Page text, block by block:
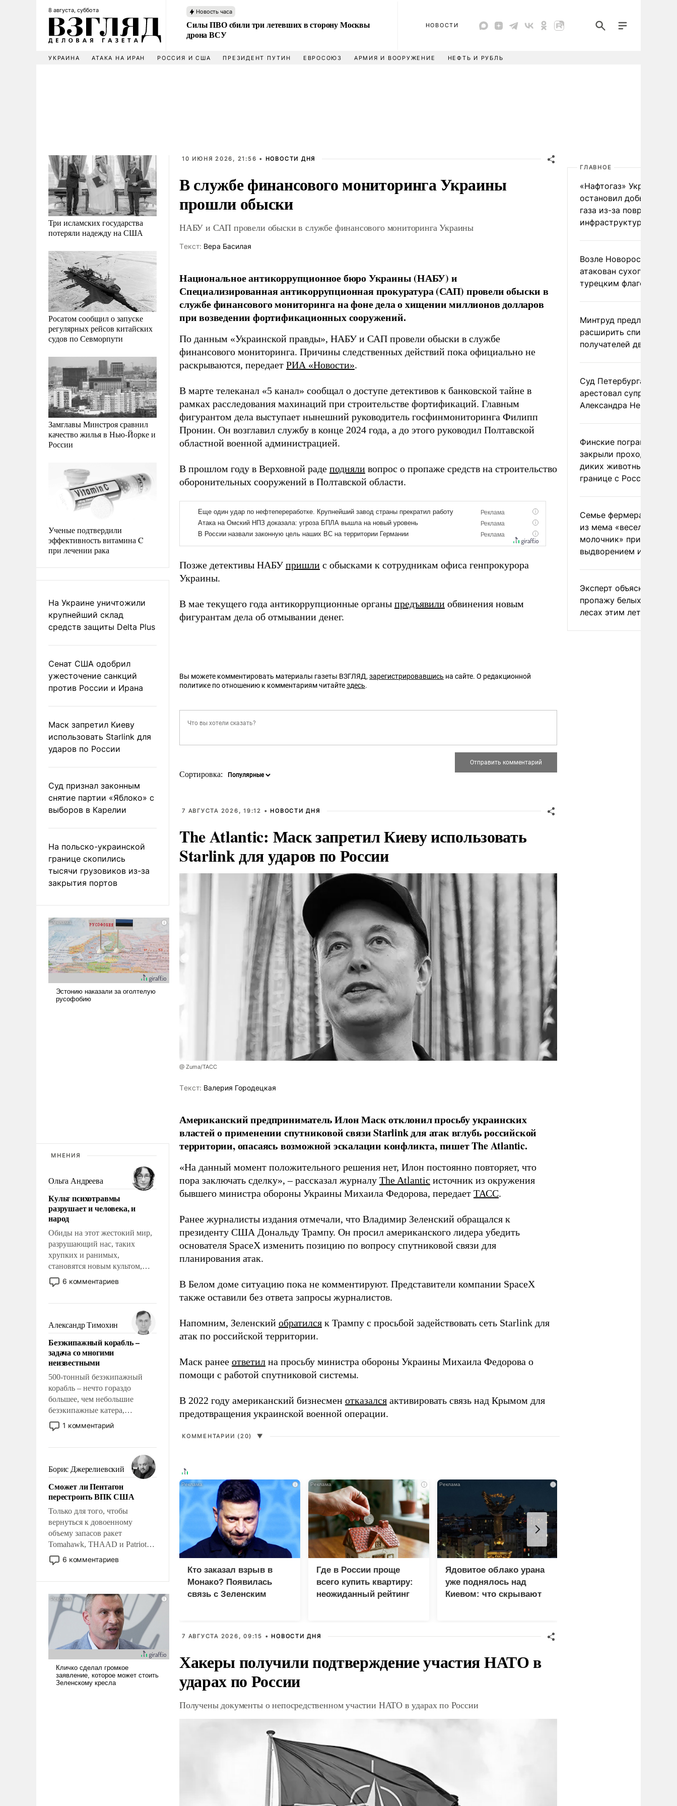
8 августа, суббота Новость часа
Силы ПВО сбили три летевших в сторону Москвы
дрона ВСУ
НОВОСТИ
УКРАИНА АТАКА НА ИРАН РОССИЯ И США ПРЕЗИДЕНТ ПУТИН ЕВРОСОЮЗ АРМИЯ И ВООРУЖЕНИЕ НЕФТЬ И РУБЛЬ
Три исламских государства
потеряли надежду на США
Росатом сообщил о запуске
регулярных рейсов китайских
судов по Севморпути
Замглавы Минстроя сравнил
качество жилья в Нью-Йорке и
России
Ученые подтвердили
эффективность витамина C
при лечении рака
На Украине уничтожили
крупнейший склад
средств защиты Delta Plus
Сенат США одобрил
ужесточение санкций
против России и Ирана
Маск запретил Киеву
использовать Starlink для
ударов по России
Суд признал законным
снятие партии «Яблоко» с
выборов в Карелии
На польско-украинской
границе скопились
тысячи грузовиков из-за
закрытия портов
МНЕНИЯ
Ольга Андреева
Культ психотравмы
разрушает и человека, и
народ
Обиды на этот жестокий мир,
разрушающий нас, таких
хрупких и ранимых,
становятся новым культом,
постепенно вытесняя и
отменяя традиционное
мужественным и твердым под
ударами судьбы, брать на себя
ответственность, помогать
слабым, идти вперед и
адаптироваться.
6 комментариев
Александр Тимохин
Безэкипажный корабль –
задача со многими
неизвестными
500-тонный безэкипажный
корабль – нечто гораздо
большее, чем небольшие
безэкипажные катера,
применение которых уже
стало обыденностью. Задача по
сложна и амбициозна. Однако
и ее реализация радикально
поднимет наши боевые
возможности.
1 комментарий
Борис Джерелиевский
Сможет ли Пентагон
перестроить ВПК США
Только для того, чтобы
вернуться к довоенному
объему запасов ракет
Tomahawk, THAAD и Patriot
США потребуется более трех
лет. Даже небольшая война с
Сложившаяся ситуация
означает многолетний период
уязвимости США, например,
перед Китаем.
6 комментариев
10 ИЮНЯ 2026, 21:56 • НОВОСТИ ДНЯ
В службе финансового мониторинга Украины
прошли обыски
НАБУ и САП провели обыски в службе финансового мониторинга Украины
Tекст: Вера Басилая
Национальное антикоррупционное бюро Украины (НАБУ) и
Специализированная антикоррупционная прокуратура (САП) провели обыски в
службе финансового мониторинга на фоне дела о хищении миллионов долларов
при возведении фортификационных сооружений.
По данным «Украинской правды», НАБУ и САП провели обыски в службе
финансового мониторинга. Причины следственных действий пока официально не
раскрываются, передает РИА «Новости».
В марте телеканал «5 канал» сообщал о доступе детективов к банковской тайне в
рамках расследования махинаций при строительстве фортификаций. Главным
фигурантом дела выступает нынешний руководитель госфинмониторинга Филипп
Пронин. Он возглавил службу в конце 2024 года, а до этого руководил Полтавской
областной военной администрацией.
В прошлом году в Верховной раде подняли вопрос о пропаже средств на строительство
оборонительных сооружений в Полтавской области.
Позже детективы НАБУ пришли с обысками к сотрудникам офиса генпрокурора
Украины.
В мае текущего года антикоррупционные органы предъявили обвинения новым
фигурантам дела об отмывании денег.
Вы можете комментировать материалы газеты ВЗГЛЯД, зарегистрировавшись на сайте. О редакционной
политике по отношению к комментариям читайтездесь.
Сортировка:
7 АВГУСТА 2026, 19:12 • НОВОСТИ ДНЯ
The Atlantic: Маск запретил Киеву использовать
Starlink для ударов по России
@ Zuma/ТАСС
Tекст: Валерия Городецкая
Американский предприниматель Илон Маск отклонил просьбу украинских
властей о применении спутниковой связи Starlink для атак вглубь российской
территории, опасаясь возможной эскалации конфликта, пишет The Atlantic.
«На данный момент положительного решения нет, Илон постоянно повторяет, что
пора заключать сделку», – рассказал журналу The Atlantic источник из окружения
бывшего министра обороны Украины Михаила Федорова, передает ТАСС.
Ранее журналисты издания отмечали, что Владимир Зеленский обращался к
президенту США Дональду Трампу. Он просил американского лидера убедить
основателя SpaceX изменить позицию по вопросу спутниковой связи для
планирования атак.
В Белом доме ситуацию пока не комментируют. Представители компании SpaceX
также оставили без ответа запросы журналистов.
Напомним, Зеленский обратился к Трампу с просьбой задействовать сеть Starlink для
атак по российской территории.
Маск ранее ответил на просьбу министра обороны Украины Михаила Федорова о
помощи с работой спутниковой системы.
В 2022 году американский бизнесмен отказался активировать связь над Крымом для
предотвращения украинской военной операции.
КОММЕНТАРИИ (20) ▼
i
Кто заказал взрыв в
Монако? Появилась
связь с Зеленским
i
Где в России проще
всего купить квартиру:
неожиданный рейтинг
i
Ядовитое облако урана
уже поднялось над
Киевом: что скрывают
7 АВГУСТА 2026, 09:15 • НОВОСТИ ДНЯ
Хакеры получили подтверждение участия НАТО в
ударах по России
Получены документы о непосредственном участии НАТО в ударах по России
ГЛАВНОЕ
«Нафтогаз» Украины
остановил добычу
газа из-за повреждения
инфраструктуры
Возле Новороссийска
атакован сухогруз под
турецким флагом
Минтруд предложил
расширить список
получателей двух
Суд Петербурга заочно
арестовал супругу
Александра Невзорова
Финские пограничники
закрыли проходы для
диких животных на
границе с Россией
Семье фермера
из мема «веселый
молочник» пригрозили
выдворением из
Эксперт объяснил
пропажу белых грибов
лесах этим летом